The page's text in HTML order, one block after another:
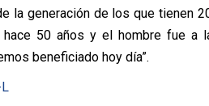
la generación de los que tienen
50 años y el hombre fue a
beneficiado hoy día”.